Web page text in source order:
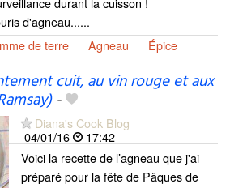
d'agneau......
de terre Agneau Épice
cuit, au vin rouge et aux
-
Diana's Cook Blog
04/01/16
17:42
Voici la recette de l’agneau que j'ai
préparé pour la fête de Pâques de